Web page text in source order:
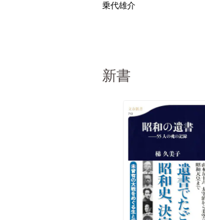
乗代雄介
新書